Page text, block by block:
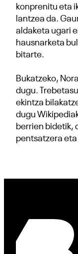
konprenitu eta
lantzea da.
aldaketa ugari
hausnarketa
bitarte.
Bukatzeko,
dugu.
ekintza
dugu
berrien bidetik,
pentsatzera